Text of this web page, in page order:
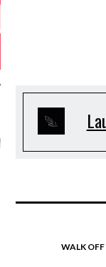
KARMA –
WALK OFF